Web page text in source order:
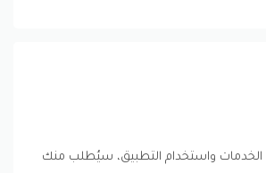
واستخدام التطبيق، سيُطلب منك